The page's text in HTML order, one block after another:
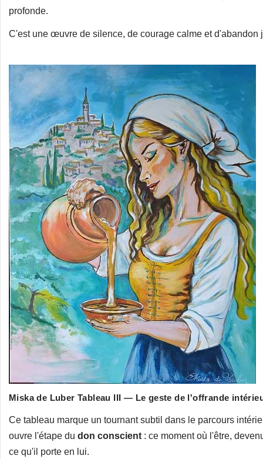
profonde.
C'est une œuvre de silence, de courage calme et
Miska de Luber Tableau III — Le geste de l'offrande
Ce tableau marque un tournant subtil dans le parcours
ouvre l'étape du don conscient : ce moment où l'être,
ce qu'il porte en lui.